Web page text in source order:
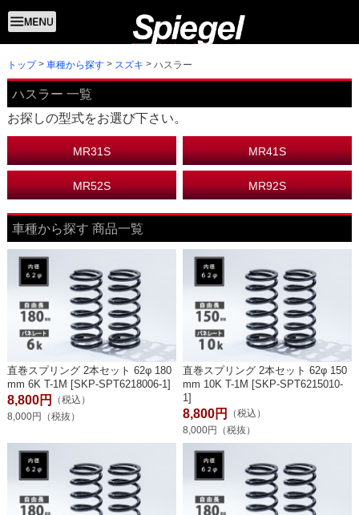
トップ 車種から探す スズキ ハスラー
ハスラー 一覧
お探しの型式をお選び下さい。
MR31S MR41S
MR52S MR92S
車種から探す 商品一覧
直巻スプリング 2本セット 62φ 180
mm 6K T-1M [SKP-SPT6218006-1]
8,800円
（税込）
8,000円（税抜）
直巻スプリング 2本セット 62φ 150
mm 10K T-1M [SKP-SPT6215010-
1]
8,800円
（税込）
8,000円（税抜）